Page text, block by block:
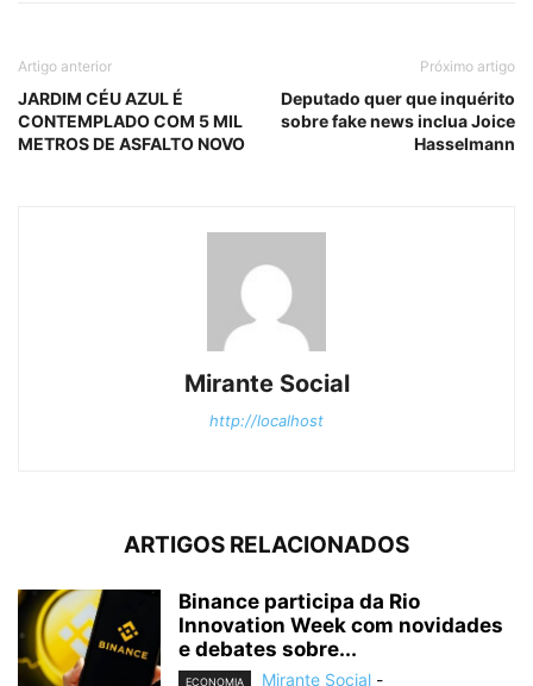
Artigo anterior
JARDIM CÉU AZUL É
CONTEMPLADO COM 5 MIL
METROS DE ASFALTO NOVO
Próximo artigo
Deputado quer que inquérito
sobre fake news inclua Joice
Hasselmann
Mirante Social
http://localhost
ARTIGOS RELACIONADOS
Binance participa da Rio
Innovation Week com novidades
e debates sobre...
ECONOMIA Mirante Social -